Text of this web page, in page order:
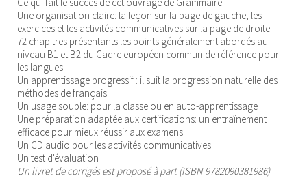
Une organisation claire: la leçon sur la page de gauche; les
exercices et les activités communicatives sur la page de droite
72 chapitres présentants les points généralement abordés au
niveau B1 et B2 du Cadre européen commun de référence pour
les langues
Un apprentissage progressif : il suit la progression naturelle des
méthodes de français
Un usage souple: pour la classe ou en auto-apprentissage
Une préparation adaptée aux certifications: un entraînement
efficace pour mieux réussir aux examens
Un CD audio pour les activités communicatives
Un test d'évaluation
Un livret de corrigés est proposé à part (ISBN 9782090381986)